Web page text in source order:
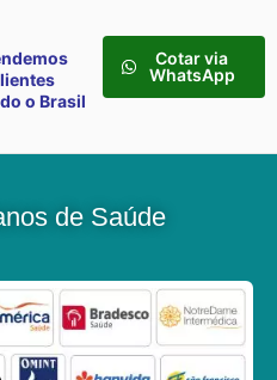
o Brasil
Cotar via
WhatsApp
de Saúde